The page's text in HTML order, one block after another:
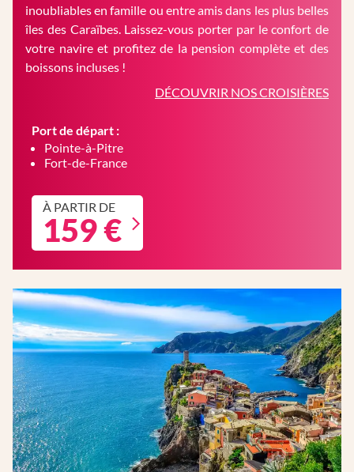
inoubliables en famille ou entre amis dans les plus belles
îles des Caraïbes. Laissez-vous porter par le confort de
votre navire et profitez de la pension complète et des
boissons incluses !
DÉCOUVRIR NOS CROISIÈRES
Port de départ :
Pointe-à-Pitre
Fort-de-France
À PARTIR DE
159 €